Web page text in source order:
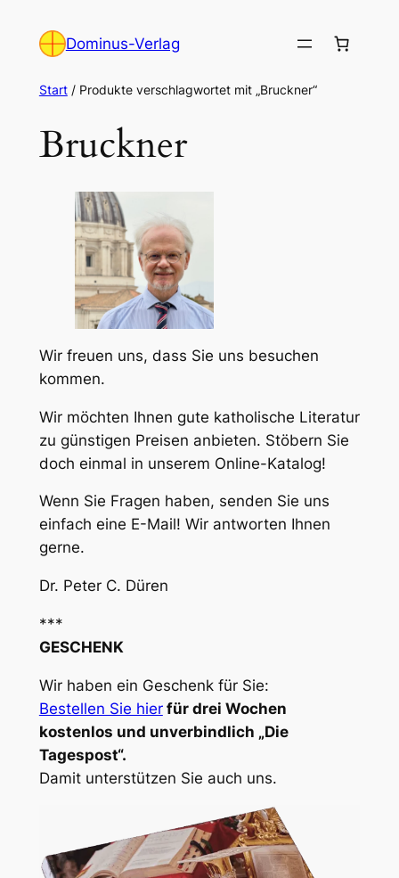
Inhalt
Dominus-Verlag
Start/ Produkte verschlagwortet mit „Bruckner“
Bruckner
Wir freuen uns, dass Sie uns besuchen
kommen.
Wir möchten Ihnen gute katholische Literatur
zu günstigen Preisen anbieten. Stöbern Sie
doch einmal in unserem Online-Katalog!
Wenn Sie Fragen haben, senden Sie uns
einfach eine E-Mail! Wir antworten Ihnen
gerne.
Dr. Peter C. Düren
***
GESCHENK
Wir haben ein Geschenk für Sie:
Bestellen Sie hier für drei Wochen
kostenlos und unverbindlich „Die
Tagespost“.
Damit unterstützen Sie auch uns.